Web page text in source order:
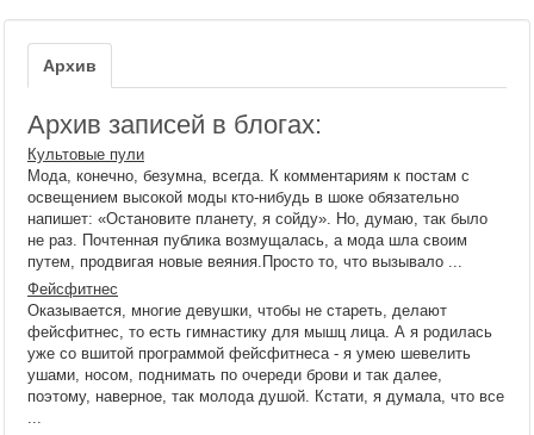
Архив
Архив записей в блогах:
Культовые пули
Мода, конечно, безумна, всегда. К комментариям к постам с
освещением высокой моды кто-нибудь в шоке обязательно
напишет: «Остановите планету, я сойду». Но, думаю, так было
не раз. Почтенная публика возмущалась, а мода шла своим
путем, продвигая новые веяния.Просто то, что вызывало ...
Фейсфитнес
Оказывается, многие девушки, чтобы не стареть, делают
фейсфитнес, то есть гимнастику для мышц лица. А я родилась
уже со вшитой программой фейсфитнеса - я умею шевелить
ушами, носом, поднимать по очереди брови и так далее,
поэтому, наверное, так молода душой. Кстати, я думала, что все
...